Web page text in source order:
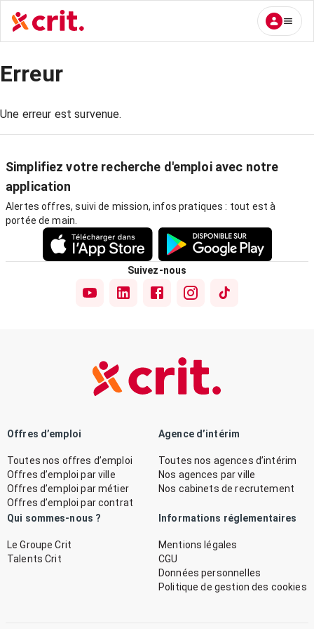
Erreur
Une erreur est survenue.
Simplifiez votre recherche d'emploi avec notre
application
Alertes offres, suivi de mission, infos pratiques : tout est à
portée de main.
Suivez-nous
Offres d’emploi
Toutes nos offres d’emploi
Offres d’emploi par ville
Offres d’emploi par métier
Offres d’emploi par contrat
Agence d’intérim
Toutes nos agences d’intérim
Nos agences par ville
Nos cabinets de recrutement
Qui sommes-nous ?
Le Groupe Crit
Talents Crit
Informations réglementaires
Mentions légales
CGU
Données personnelles
Politique de gestion des cookies